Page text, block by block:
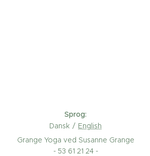
Grange Yoga ved Susanne Grange
- 53 61 21 24 -
Sprog
Dansk
English